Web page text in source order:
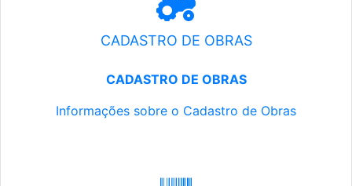
CADASTRO DE OBRAS
CADASTRO DE OBRAS
Informações sobre o Cadastro de Obras